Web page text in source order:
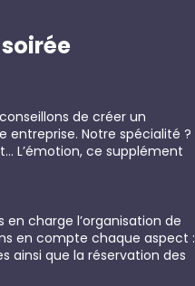
de créer un
entreprise. Notre spécialité ?
L’émotion, ce supplément
charge l’organisation de
en compte chaque aspect :
ainsi que la réservation des